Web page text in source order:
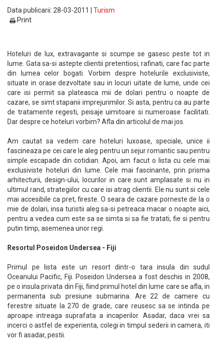
Data publicarii: 28-03-2011 | Turism
Print
Hoteluri de lux, extravagante si scumpe se gasesc peste tot in
lume. Gata sa-si astepte clientii pretentiosi, rafinati, care fac parte
din lumea celor bogati. Vorbim despre hotelurile exclusiviste,
situate in orase dezvoltate sau in locuri uitate de lume, unde cei
care isi permit sa plateasca mii de dolari pentru o noapte de
cazare, se simt stapanii imprejurimilor. Si asta, pentru ca au parte
de tratamente regesti, peisaje uimitoare si numeroase facilitati.
Dar despre ce hoteluri vorbim? Afla din articolul de mai jos.
Am cautat sa vedem care hoteluri luxoase, speciale, unice ii
fascineaza pe cei care le aleg pentru un sejur romantic sau pentru
simple escapade din cotidian. Apoi, am facut o lista cu cele mai
exclusiviste hoteluri din lume. Cele mai fascinante, prin prisma
arhitecturii, design-ului, locurilor in care sunt amplasate si nu in
ultimul rand, strategiilor cu care isi atrag clientii. Ele nu sunt si cele
mai accesibile ca pret, fireste. O seara de cazare porneste de la o
mie de dolari, insa turistii aleg sa-si petreaca macar o noapte aici,
pentru a vedea cum este sa se simta si sa fie tratati, fie si pentru
putin timp, asemenea unor regi.
Resortul Poseidon Undersea - Fiji
Primul pe lista este un resort dintr-o tara insula din sudul
Oceanului Pacific, Fiji. Poseidon Undersea a fost deschis in 2008,
pe o insula privata din Fiji, fiind primul hotel din lume care se afla, in
permanenta sub presiune submarina. Are 22 de camere cu
ferestre situate la 270 de grade, care reusesc sa se intinda pe
aproape intreaga suprafata a incaperilor. Asadar, daca vrei sa
incerci o astfel de experienta, colegi in timpul sederii in camera, iti
vor fi asadar, pestii.